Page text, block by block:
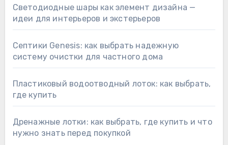
Светодиодные шары как элемент дизайна —
идеи для интерьеров и экстерьеров
Септики Genesis: как выбрать надежную
систему очистки для частного дома
Пластиковый водоотводный лоток: как выбрать,
где купить
Дренажные лотки: как выбрать, где купить и что
нужно знать перед покупкой